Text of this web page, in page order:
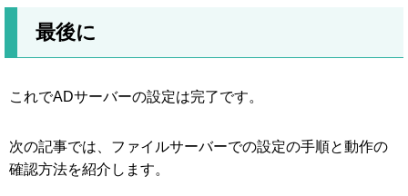
最後に
これでADサーバーの設定は完了です。
次の記事では、ファイルサーバーでの設定の手順と動作の
確認方法を紹介します。